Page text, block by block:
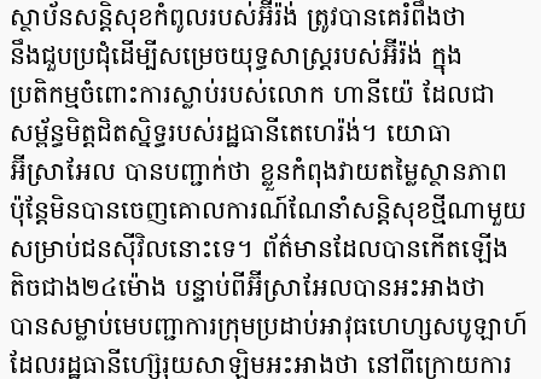
ស្ថាប័នសន្តិសុខកំពូលរបស់អ៊ីរ៉ង់ ត្រូវបានគេរំពឹងថា
នឹងជួបប្រជុំដើម្បីសម្រេចយុទ្ធសាស្ត្ររបស់អ៊ីរ៉ង់ ក្នុង
ប្រតិកម្មចំពោះការស្លាប់របស់លោក ហានីយ៉េ ដែលជា
សម្ព័ន្ធមិត្តជិតស្និទ្ធរបស់រដ្ឋធានីតេហេរ៉ង់។ យោធា​
អ៊ីស្រាអែល​ បានបញ្ជាក់​ថា ខ្លួន​កំពុង​វាយ​តម្លៃ​ស្ថានភាព
ប៉ុន្តែ​មិន​បាន​ចេញ​គោលការណ៍​ណែនាំ​សន្តិសុខ​ថ្មី​ណា​មួយ​
សម្រាប់​ជន​ស៊ីវិលនោះទេ។ ព័ត៌មានដែលបានកើតឡើង
តិចជាង២៤ម៉ោង បន្ទាប់ពីអ៊ីស្រាអែលបានអះអាងថា
បានសម្លាប់មេបញ្ជាការក្រុមប្រដាប់អាវុធហេហ្សសបូឡាហ៍
ដែលរដ្ឋធានីហ្ស៊េរុយសាឡិមអះអាងថា នៅពីក្រោយការ